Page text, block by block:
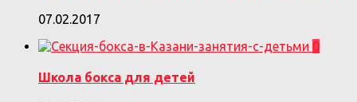
07.02.2017
0
Школа бокса для детей